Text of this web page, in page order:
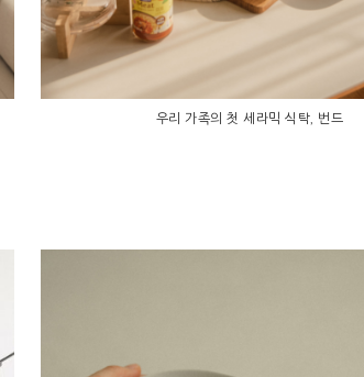
우리 가족의 첫 세라믹 식탁, 번드